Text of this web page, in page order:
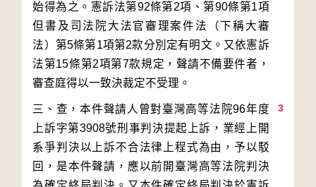
始得為之。憲訴法第92條第2項、第90條第1項
但書及司法院大法官審理案件法（下稱大審
法）第5條第1項第2款分別定有明文。又依憲訴
法第15條第2項第7款規定，聲請不備要件者，
3
三、查，本件聲請人曾對臺灣高等法院96年度
上訴字第3908號刑事判決提起上訴，業經上開
系爭判決以上訴不合法律上程式為由，予以駁
回，是本件聲請，應以前開臺灣高等法院判決